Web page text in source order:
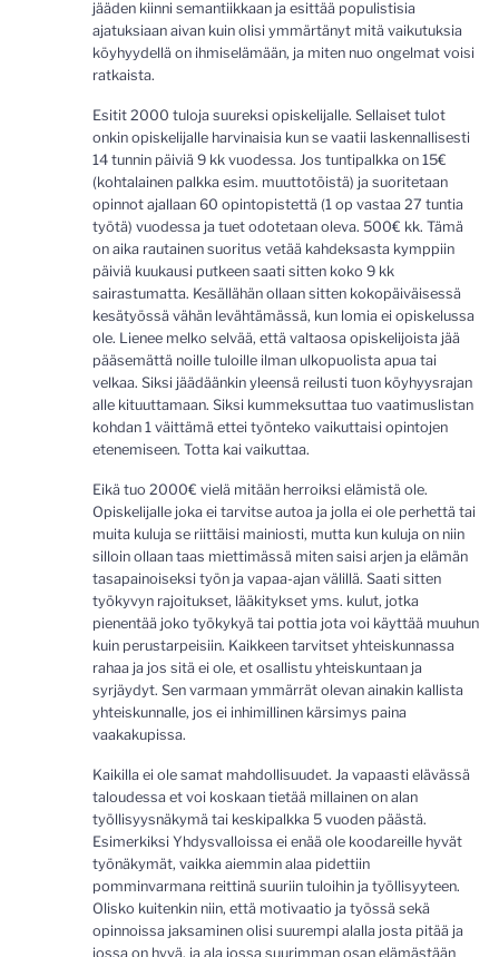
jääden kiinni semantiikkaan ja esittää populistisia
ajatuksiaan aivan kuin olisi ymmärtänyt mitä vaikutuksia
köyhyydellä on ihmiselämään, ja miten nuo ongelmat voisi
ratkaista.
Esitit 2000 tuloja suureksi opiskelijalle. Sellaiset tulot
onkin opiskelijalle harvinaisia kun se vaatii laskennallisesti
14 tunnin päiviä 9 kk vuodessa. Jos tuntipalkka on 15€
(kohtalainen palkka esim. muuttotöistä) ja suoritetaan
opinnot ajallaan 60 opintopistettä (1 op vastaa 27 tuntia
työtä) vuodessa ja tuet odotetaan oleva. 500€ kk. Tämä
on aika rautainen suoritus vetää kahdeksasta kymppiin
päiviä kuukausi putkeen saati sitten koko 9 kk
sairastumatta. Kesällähän ollaan sitten kokopäiväisessä
kesätyössä vähän levähtämässä, kun lomia ei opiskelussa
ole. Lienee melko selvää, että valtaosa opiskelijoista jää
pääsemättä noille tuloille ilman ulkopuolista apua tai
velkaa. Siksi jäädäänkin yleensä reilusti tuon köyhyysrajan
alle kituuttamaan. Siksi kummeksuttaa tuo vaatimuslistan
kohdan 1 väittämä ettei työnteko vaikuttaisi opintojen
etenemiseen. Totta kai vaikuttaa.
Eikä tuo 2000€ vielä mitään herroiksi elämistä ole.
Opiskelijalle joka ei tarvitse autoa ja jolla ei ole perhettä tai
muita kuluja se riittäisi mainiosti, mutta kun kuluja on niin
silloin ollaan taas miettimässä miten saisi arjen ja elämän
tasapainoiseksi työn ja vapaa-ajan välillä. Saati sitten
työkyvyn rajoitukset, lääkitykset yms. kulut, jotka
pienentää joko työkykyä tai pottia jota voi käyttää muuhun
kuin perustarpeisiin. Kaikkeen tarvitset yhteiskunnassa
rahaa ja jos sitä ei ole, et osallistu yhteiskuntaan ja
syrjäydyt. Sen varmaan ymmärrät olevan ainakin kallista
yhteiskunnalle, jos ei inhimillinen kärsimys paina
vaakakupissa.
Kaikilla ei ole samat mahdollisuudet. Ja vapaasti elävässä
taloudessa et voi koskaan tietää millainen on alan
työllisyysnäkymä tai keskipalkka 5 vuoden päästä.
Esimerkiksi Yhdysvalloissa ei enää ole koodareille hyvät
työnäkymät, vaikka aiemmin alaa pidettiin
pomminvarmana reittinä suuriin tuloihin ja työllisyyteen.
Olisko kuitenkin niin, että motivaatio ja työssä sekä
opinnoissa jaksaminen olisi suurempi alalla josta pitää ja
jossa on hyvä, ja ala jossa suurimman osan elämästään